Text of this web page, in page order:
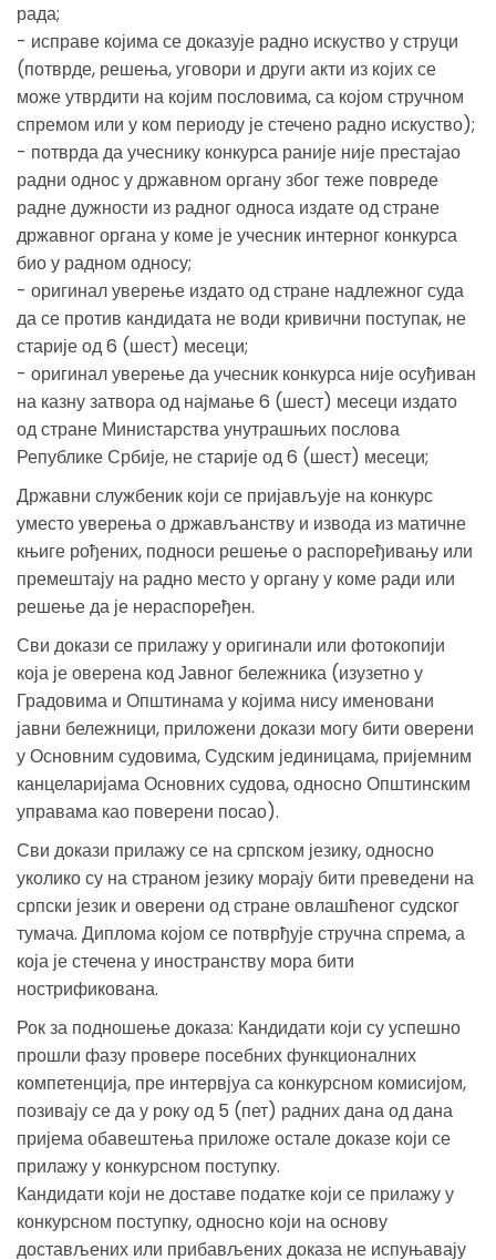
рада;
- исправе којима се доказује радно искуство у струци
(потврде, решења, уговори и други акти из којих се
може утврдити на којим пословима, са којом стручном
спремом или у ком периоду је стечено радно искуство);
- потврда да учеснику конкурса раније није престајао
радни однос у државном органу због теже повреде
радне дужности из радног односа издате од стране
државног органа у коме је учесник интерног конкурса
био у радном односу;
- оригинал уверење издато од стране надлежног суда
да се против кандидата не води кривични поступак, не
старије од 6 (шест) месеци;
- оригинал уверење да учесник конкурса није осуђиван
на казну затвора од најмање 6 (шест) месеци издато
од стране Министарства унутрашњих послова
Републике Србије, не старије од 6 (шест) месеци;
Државни службеник који се пријављује на конкурс
уместо уверења о држављанству и извода из матичне
књиге рођених, подноси решење о распоређивању или
премештају на радно место у органу у коме ради или
решење да је нераспоређен.
Сви докази се прилажу у оригинали или фотокопији
која је оверена код Јавног бележника (изузетно у
Градовима и Општинама у којима нису именовани
јавни бележници, приложени докази могу бити оверени
у Основним судовима, Судским јединицама, пријемним
канцеларијама Основних судова, односно Општинским
управама као поверени посао).
Сви докази прилажу се на српском језику, односно
уколико су на страном језику морају бити преведени на
српски језик и оверени од стране овлашћеног судског
тумача. Диплома којом се потврђује стручна спрема, а
која је стечена у иностранству мора бити
нострификована.
Рок за подношење доказа: Кандидати који су успешно
прошли фазу провере посебних функционалних
компетенција, пре интервјуа са конкурсном комисијом,
позивају се да у року од 5 (пет) радних дана од дана
пријема обавештења приложе остале доказе који се
прилажу у конкурсном поступку.
Кандидати који не доставе податке који се прилажу у
конкурсном поступку, односно који на основу
достављених или прибављених доказа не испуњавају